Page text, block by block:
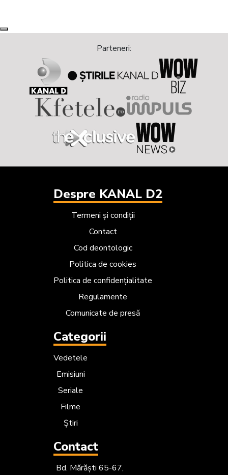
Next
Previous
Parteneri:
Despre KANAL D2
Termeni și condiții
Contact
Cod deontologic
Politica de cookies
Politica de confidențialitate
Regulamente
Comunicate de presă
Categorii
Vedetele
Emisiuni
Seriale
Filme
Știri
Contact
Bd. Mărăști 65-67,